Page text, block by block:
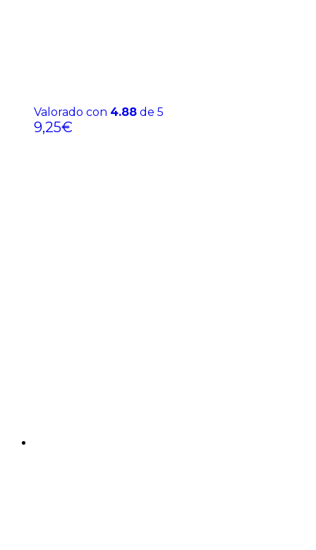
Valorado con 4.88 de 5
9,25€